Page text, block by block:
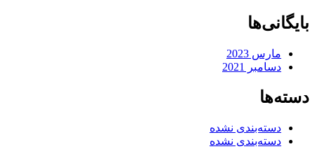
بایگانی‌ها
مارس 2023
دسامبر 2021
دسته‌ها
دسته‌بندی نشده
دسته‌بندی نشده